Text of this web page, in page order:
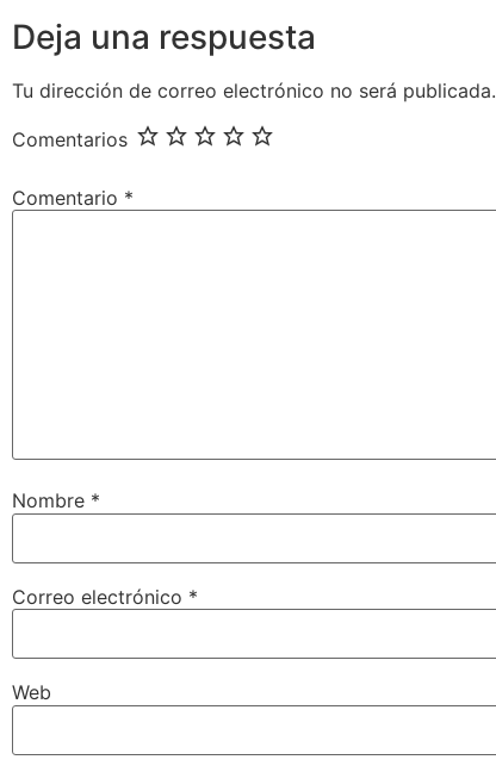
Deja una respuesta
Tu dirección de correo electrónico no será publicada.
Comentarios
Comentario *
Nombre *
Correo electrónico *
Web